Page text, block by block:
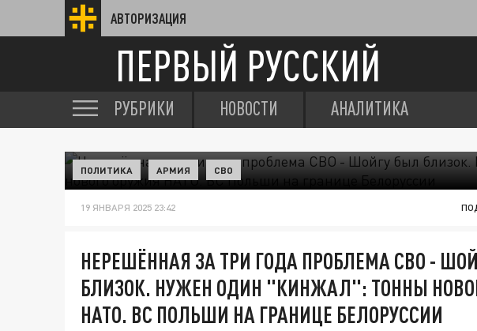
АВТОРИЗАЦИЯ
ПЕРВЫЙ РУССКИЙ
РУБРИКИ НОВОСТИ АНАЛИТИКА
ПОЛИТИКА АРМИЯ СВО
19 ЯНВАРЯ 2025 23:42
НЕРЕШЁННАЯ ЗА ТРИ ГОДА ПРОБЛЕМА СВО -
БЛИЗОК. НУЖЕН ОДИН "КИНЖАЛ": ТОННЫ
НАТО. ВС ПОЛЬШИ НА ГРАНИЦЕ БЕЛОРУССИИ